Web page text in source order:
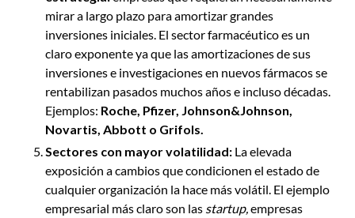
mirar a largo plazo para amortizar grandes
inversiones iniciales. El sector farmacéutico es un
claro exponente ya que las amortizaciones de sus
inversiones e investigaciones en nuevos fármacos se
rentabilizan pasados muchos años e incluso décadas.
Ejemplos: Roche, Pfizer, Johnson&Johnson,
Novartis, Abbott o Grifols.
Sectores con mayor volatilidad: La elevada
exposición a cambios que condicionen el estado de
cualquier organización la hace más volátil. El ejemplo
empresarial más claro son las startup, empresas